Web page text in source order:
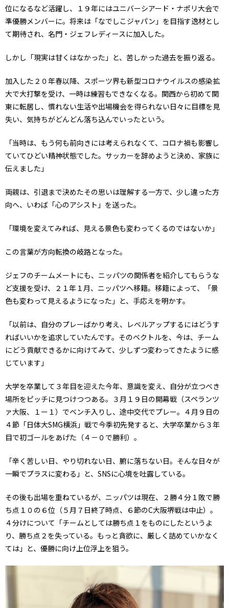
位になるなど活躍し、１９年にはユニバーシアード・ナポリ大会で
準優勝メンバーに。将来は「なでしこジャパン」を目指す逸材とし
て期待され、名門・ジェフレディースに加入した。
しかし「現実は甘くはなかった」と、苦しかった過去を振り返る。
加入した２０年春以降、スポーツ界も新型コロナウイルスの感染拡
大で大打撃を受け、一時は練習もできなくなる。関西から初めて関
東に転居し、慣れない生活や出場機会を得られない日々に目標を見
失い、気持ちがどんどん落ち込んでいったという。
「当時は、もう何も前向きには考えられなくて、コロナ禍も影響し
ていてひどい精神状態でした。サッカーを辞めようと決め、家族に
伝えました」
両親は、引退まで決めたその思いは理解する一方で、少し違った方
向へ、いわば「心のアシスト」を送った。
「環境を変えてみれば、見える景色も変わってくるのではないか」
この言葉が方向転換の岐路となった。
ジェフのチームメートにも、ニッパツの関係者を紹介してもらうな
ど支援を受け、２１年１月、ニッパツへ移籍。移籍によって、「景
色も変わって見えるようになった」と、手応えを明かす。
「以前は、自分のプレーばかり考え、レベルアップするにはどうす
ればいいかを追求していたんです。そのベクトルを、今は、チーム
にどう貢献できるかに向けてみて、少しずつ変わってきたように感
じています」
大学を卒業して３年目を迎えた今年、意識を変え、自分が立つべき
場所をピッチに見つけつつある。３月１９日の開幕戦（スペランツ
ァ大阪、１ー１）でベンチ入りし、途中交代でプレー。４月９日の
４節「日体大SMG横浜」戦で今季初先発すると、大学卒業から３年
目で初ゴールをあげた（４－０で勝利）。
「辛く苦しい日、やり切れない日、腑に落ちない日。そんな日々が
一瞬でプラスに変わる」と、SNSに心境を吐露している。
その後も出場を重ねているが、ニッパツは現在、２勝４分１敗で勝
ち点１０の６位（５月７日終了時点、６節のC大阪堺戦は中止）。
４分けについて「チームとしては勝ち点１をものにしたというよ
り、勝ち点２を失っている。もっと貪欲に、厳しく詰めていかなく
ては」と、優勝に向け上位浮上を狙う。